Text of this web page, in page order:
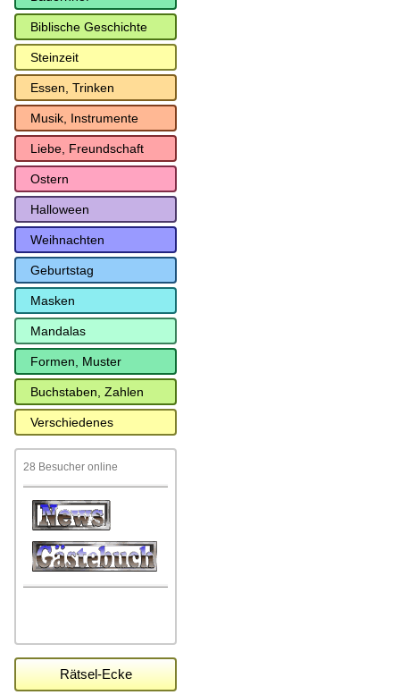
Biblische Geschichte
Steinzeit
Essen, Trinken
Musik, Instrumente
Liebe, Freundschaft
Ostern
Halloween
Weihnachten
Geburtstag
Masken
Mandalas
Formen, Muster
Buchstaben, Zahlen
Verschiedenes
28 Besucher online
Rätsel-Ecke